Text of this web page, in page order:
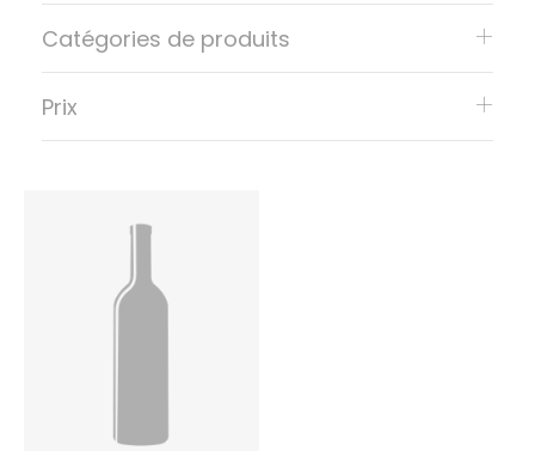
Catégories de produits
Prix